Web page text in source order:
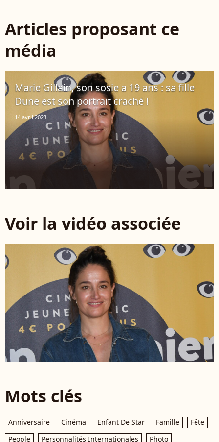
Articles proposant ce
média
Marie Gillain, son sosie a 19 ans : sa fille
Dune est son portrait craché !
14 avril 2023
Voir la vidéo associée
Mots clés
Anniversaire Cinéma Enfant De Star Famille
Fête
People
Personnalités Internationales Photo